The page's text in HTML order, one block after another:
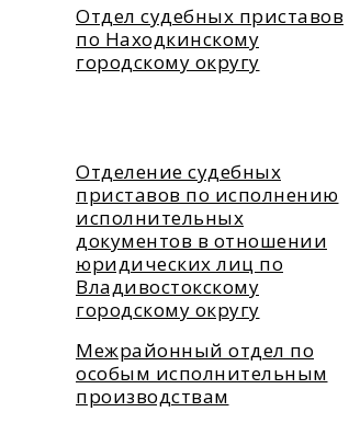
Отдел судебных приставов
по Находкинскому
городскому округу
Отделение судебных
приставов по исполнению
исполнительных
документов в отношении
юридических лиц по
Владивостокскому
городскому округу
Межрайонный отдел по
особым исполнительным
производствам